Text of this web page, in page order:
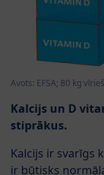
Avots: EFSA; 80 kg
Kalcijs un D
stiprākus.
Kalcijs ir svarīgs
ir būtisks